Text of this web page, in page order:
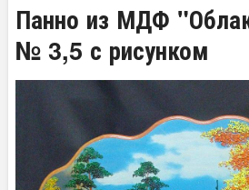
Панно из МДФ
№ 3,5 с рисунком